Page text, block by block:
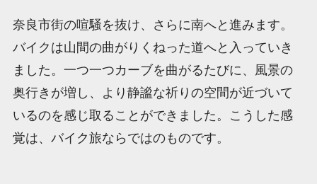
奈良市街の喧騒を抜け、さらに南へと進みます。
バイクは山間の曲がりくねった道へと入っていき
ました。一つ一つカーブを曲がるたびに、風景の
奥行きが増し、より静謐な祈りの空間が近づいて
いるのを感じ取ることができました。こうした感
覚は、バイク旅ならではのものです。